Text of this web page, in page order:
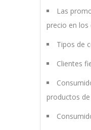
Las
precio en
Tipos de
Clientes
productos